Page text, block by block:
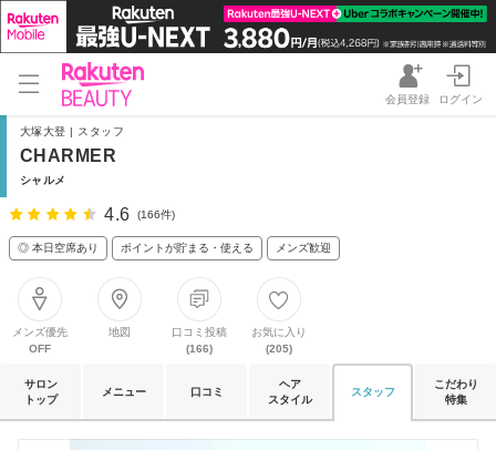
会員登録 ログイン
大塚大登 | スタッフ
CHARMER
シャルメ
4.6 (166件)
◎ 本日空席あり ポイントが貯まる・使える メンズ歓迎
メンズ優先
OFF
地図
口コミ投稿
(166)
お気に入り
(205)
サロン
トップ
メニュー 口コミ
ヘア
スタイル
スタッフ
こだわり
特集